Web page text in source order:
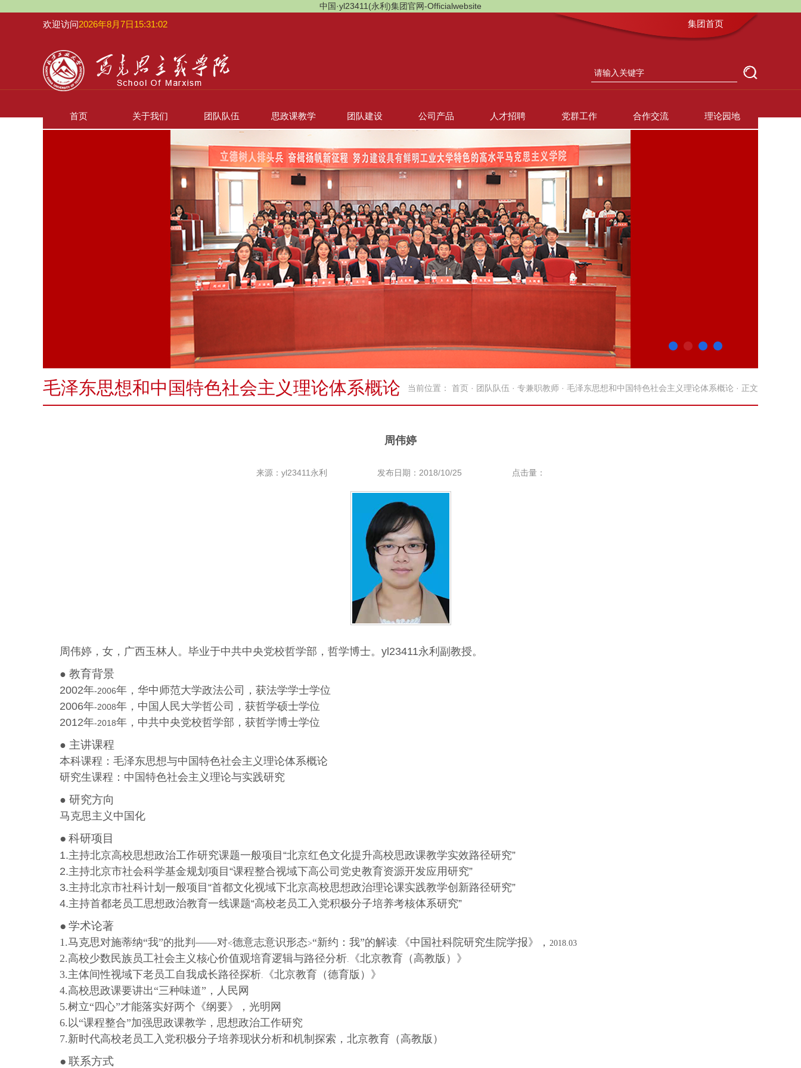
中国·yl23411(永利)集团官网-Officialwebsite
欢迎访问2026年8月7日15:31:03 集团首页
首页 关于我们 团队队伍 思政课教学 团队建设 公司产品 人才招聘 党群工作 合作交流 理论园地
当前位置： 首页 · 团队队伍 · 专兼职教师 · 毛泽东思想和中国特色社会主义理论体系概论 · 正文
毛泽东思想和中国特色社会主义理论体系概论
周伟婷
来源：yl23411永利 发布日期：2018/10/25 点击量：
周伟婷，女，广西玉林人。毕业于中共中央党校哲学部，哲学博士。 yl23411永利副教授。
● 教育背景
2002年-2006年，华中师范大学政法公司，获法学学士学位
2006年-2008年，中国人民大学哲公司，获哲学硕士学位
2012年-2018年，中共中央党校哲学部，获哲学博士学位
● 主讲课程
本科课程：毛泽东思想与中国特色社会主义理论体系概论
研究生课程：中国特色社会主义理论与实践研究
● 研究方向
马克思主义中国化
● 科研项目
1.主持北京高校思想政治工作研究课题一般项目“北京红色文化提升高校思政课教学实效路径研究”
2.主持北京市社会科学基金规划项目“课程整合视域下高公司党史教育资源开发应用研究”
3.主持北京市社科计划一般项目“首都文化视域下北京高校思想政治理论课实践教学创新路径研究”
4.主持首都老员工思想政治教育一线课题“高校老员工入党积极分子培养考核体系研究”
● 学术论著
1.马克思对施蒂纳“我”的批判——对<德意志意识形态>“新约：我”的解读. 《中国社科院研究生院学报》， 2018.03
2.高校少数民族员工社会主义核心价值观培育逻辑与路径分析.
《北京教育（高教版）》
3.主体间性视域下老员工自我成长路径探析.
《北京教育（德育版）》
4.高校思政课要讲出“三种味道”，人民网
5.树立“四心”才能落实好两个《纲要》，光明网
6. 以“课程整合”加强思政课教学，思想政治工作研究
7.新时代高校老员工入党积极分子培养现状分析和机制探索，北京教育（高教版）
● 联系方式